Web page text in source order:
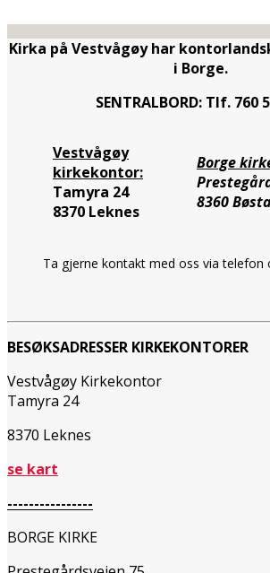
Kirka på Vestvågøy har
i Borge.
SENTRALBORD: Tlf. 760
Vestvågøy
kirkekontor:
Tamyra 24
8370 Leknes
Borge
8360
Ta gjerne kontakt med oss via telefon
BESØKSADRESSER KIRKEKONTORER
Vestvågøy Kirkekontor
Tamyra 24
8370 Leknes
se kart
----------------
BORGE KIRKE